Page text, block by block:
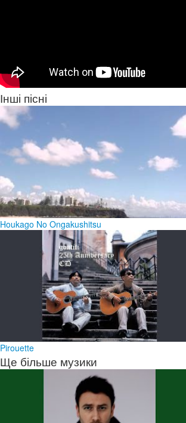
Інші пісні
Houkago No Ongakushitsu
Pirouette
Ще більше музики